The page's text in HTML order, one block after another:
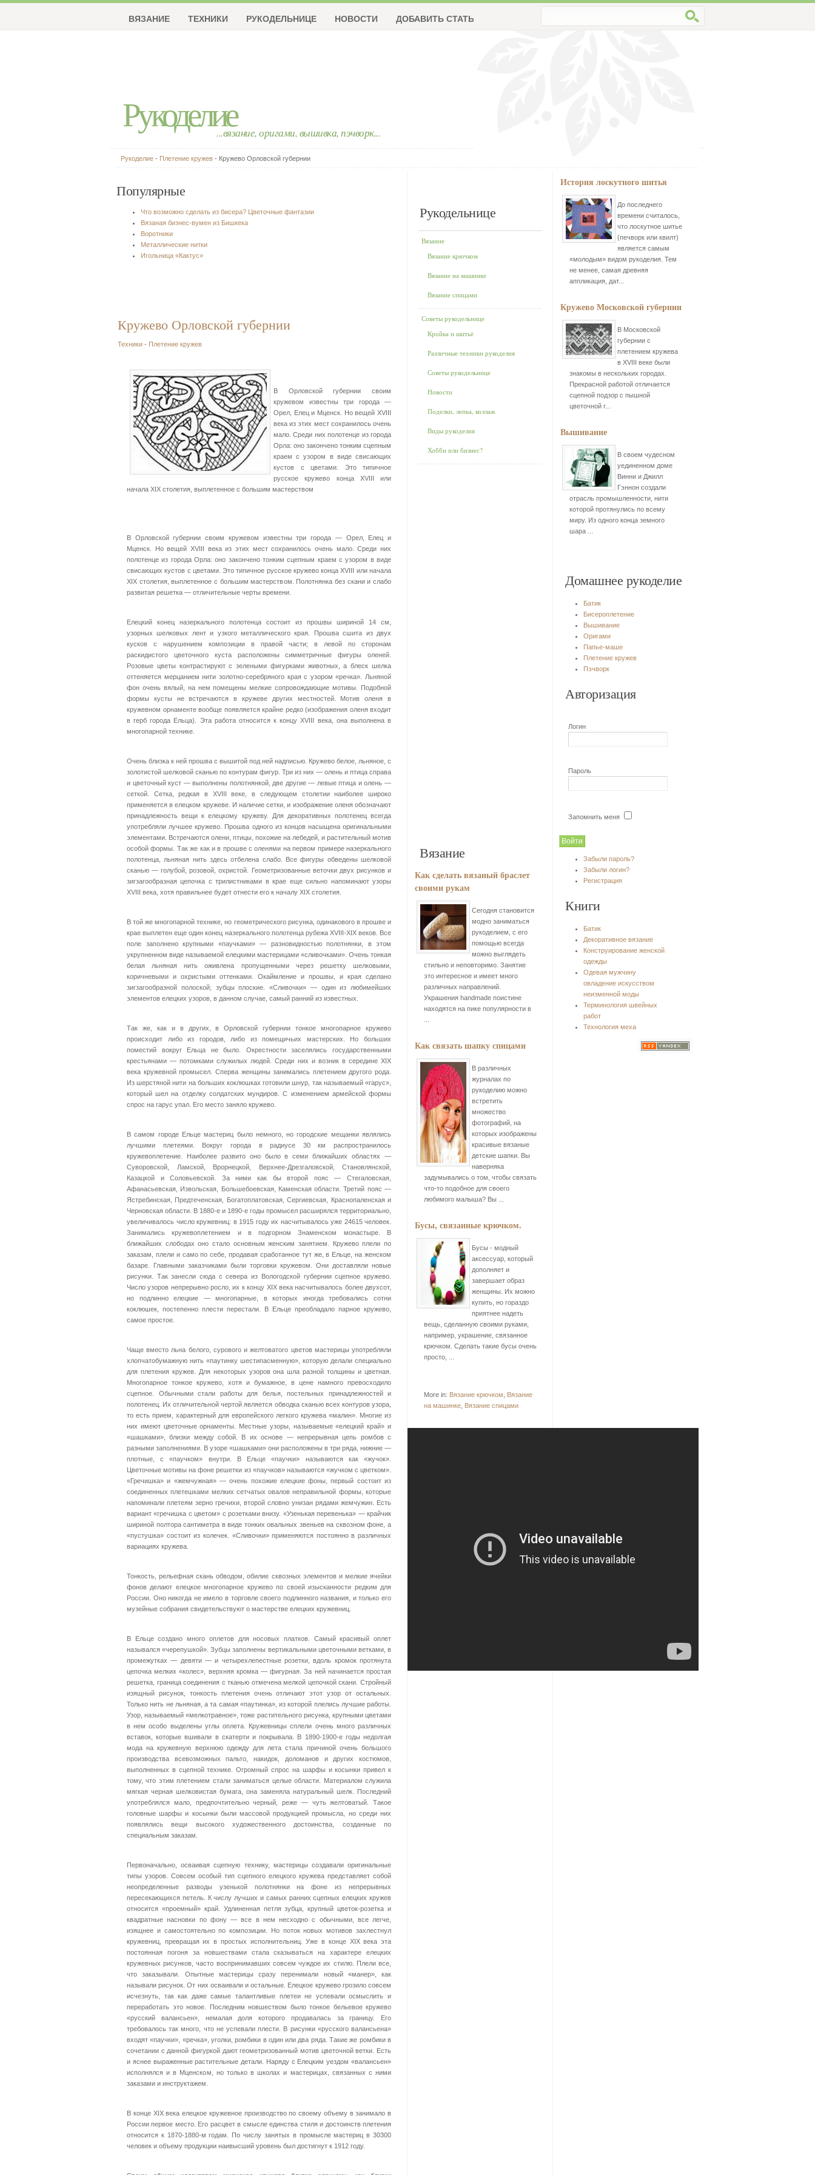
Рукоделие...вязание, оригами, вышивка, пэчворк...
ВЯЗАНИЕ ТЕХНИКИ РУКОДЕЛЬНИЦЕ НОВОСТИ ДОБАВИТЬ СТАТЬЮ
Рукоделие - Плетение кружев - Кружево Орловской губернии
Популярные
Что возможно сделать из бисера? Цветочные фантазии
Вязаная бизнес-вумен из Бишкека
Воротники
Металлические нитки
Игольница «Кактус»
Кружево Орловской губернии
Техники - Плетение кружев
В Орловской губернии своим
кружевом известны три города —
Орел, Елец и Мценск. Но вещей XVIII
века из этих мест сохранилось очень
мало. Среди них полотенце из города
Орла: оно закончено тонким сцепным
краем с узором в виде свисающих
кустов с цветами. Это типичное
русское кружево конца XVIII или
начала XIX столетия, выплетенное с большим мастерством
В Орловской губернии своим кружевом известны три города — Орел, Елец и
Мценск. Но вещей XVIII века из этих мест сохранилось очень мало. Среди них
полотенце из города Орла: оно закончено тонким сцепным краем с узором в виде
свисающих кустов с цветами. Это типичное русское кружево конца XVIII или начала
XIX столетия, выплетенное с большим мастерством. Полотнянка без скани и слабо
развитая решетка — отличительные черты времени.
Елецкий конец назеркального полотенца состоит из прошвы шириной 14 см,
узорных шелковых лент и узкого металлического края. Прошва сшита из двух
кусков с нарушением композиции в правой части; в левой по сторонам
раскидистого цветочного куста расположены симметричные фигуры оленей.
Розовые цветы контрастируют с зелеными фигурками животных, а блеск шелка
оттеняется мерцанием нити золотно-серебряного края с узором «речка». Льняной
фон очень вялый, на нем помещены мелкие сопровождающие мотивы. Подобной
формы кусты не встречаются в кружеве других местностей. Мотив оленя в
кружевном орнаменте вообще появляется крайне редко (изображения оленя входит
в герб города Ельца). Эта работа относится к концу XVIII века, она выполнена в
многопарной технике.
Очень близка к ней прошва с вышитой под ней надписью. Кружево белое, льняное, с
золотистой шелковой сканью по контурам фигур. Три из них — олень и птица справа
и цветочный куст — выполнены полотнянкой, две другие — левые птица и олень —
сеткой. Сетка, редкая в XVIII веке, в следующем столетии наиболее широко
применяется в елецком кружеве. И наличие сетки, и изображение оленя обозначают
принадлежность вещи к елецкому кружеву. Для декоративных полотенец всегда
употребляли лучшее кружево. Прошва одного из концов насыщена оригинальными
элементами. Встречаются олени, птицы, похожие на лебедей, и растительный мотив
особой формы. Так же как и в прошве с оленями на первом примере назеркального
полотенца, льняная нить здесь отбелена слабо. Все фигуры обведены шелковой
сканью — голубой, розовой, охристой. Геометризованные веточки двух рисунков и
зигзагообразная цепочка с трилистниками в крае еще сильно напоминают узоры
XVIII века, хотя правильнее будет отнести его к началу XIX столетия.
В той же многопарной технике, но геометрического рисунка, одинакового в прошве и
крае выплетен еще один конец назеркального полотенца рубежа XVIII-XIX веков. Все
поле заполнено крупными «паучками» — разновидностью полотнянки, в этом
укрупненном виде называемой елецкими мастерицами «сливочками». Очень тонкая
белая льняная нить оживлена пропущенными через решетку шелковыми,
коричневыми и охристыми оттенками. Окаймление и прошвы, и края сделано
зигзагообразной полоской; зубцы плоские. «Сливочки» — один из любимейших
элементов елецких узоров, в данном случае, самый ранний из известных.
Так же, как и в других, в Орловской губернии тонкое многопарное кружево
происходит либо из городов, либо из помещичьих мастерских. Но больших
поместий вокруг Ельца не было. Окрестности заселялись государственными
крестьянами — потомками служилых людей. Среди них и возник в середине XIX
века кружевной промысел. Сперва женщины занимались плетением другого рода.
Из шерстяной нити на больших коклюшках готовили шнур, так называемый «гарус»,
который шел на отделку солдатских мундиров. С изменением армейской формы
спрос на гарус упал. Его место заняло кружево.
В самом городе Ельце мастериц было немного, но городские мещанки являлись
лучшими плетеями. Вокруг города в радиусе 30 км распространилось
кружевоплетение. Наиболее развито оно было в семи ближайших областях —
Суворовской, Ламской, Врорнецкой, Верхнее-Дрезгаловской, Становлянской,
Казацкой и Соловьевской. За ними как бы второй пояс — Стегаловская,
Афанасьевская, Извольская, Большебоевская, Каменская области. Третий пояс —
Ястребинская, Предтеченская, Богатоплатовская, Сергиевская, Краснопаленская и
Черновская области. В 1880-е и 1890-е годы промысел расширялся территориально,
увеличивалось число кружевниц: в 1915 году их насчитывалось уже 24615 человек.
Занимались кружевоплетением и в подгорном Знаменском монастыре. В
ближайших слободах оно стало основным женским занятием. Кружево плели по
заказам, плели и само по себе, продавая сработанное тут же, в Ельце, на женском
базаре. Главными заказчиками были торговки кружевом. Они доставляли новые
рисунки. Так занесли сюда с севера из Вологодской губернии сцепное кружево.
Число узоров непрерывно росло, их к концу XIX века насчитывалось более двухсот,
но подлинно елецкие — многопарные, в которых иногда требовались сотни
коклюшек, постепенно плести перестали. В Ельце преобладало парное кружево,
самое простое.
Чаще вместо льна белого, сурового и желтоватого цветов мастерицы употребляли
хлопчатобумажную нить «паутинку шестипасменную», которую делали специально
для плетения кружев. Для некоторых узоров она шла разной толщины и цветная.
Многопарное тонкое кружево, хотя и бумажное, в цене намного превосходило
сцепное. Обычными стали работы для белья, постельных принадлежностей и
полотенец. Их отличительной чертой является обводка сканью всех контуров узора,
то есть прием, характерный для европейского легкого кружева «малин». Многие из
них имеют цветочные орнаменты. Местные узоры, называемые «елецкий край» и
«шашками», близки между собой. В их основе — непрерывная цепь ромбов с
разными заполнениями. В узоре «шашками» они расположены в три ряда, нижние —
плотные, с «паучком» внутри. В Ельце «паучки» называются как «жучок».
Цветочные мотивы на фоне решетки из «паучков» называются «жучком с цветком».
«Гречишка» и «жемчужная» — очень похожие елецкие фоны, первый состоит из
соединенных плетешками мелких сетчатых овалов неправильной формы, которые
напоминали плетеям зерно гречихи, второй словно унизан рядами жемчужин. Есть
вариант «гречишка с цветом» с розетками внизу. «Узенькая перевенька» — крайчик
шириной полтора сантиметра в виде тонких овальных звеньев на сквозном фоне, а
«пустушка» состоит из колечек. «Сливочки» применяются постоянно в различных
вариациях кружева.
Тонкость, рельефная скань обводом, обилие сквозных элементов и мелкие ячейки
фонов делают елецкое многопарное кружево по своей изысканности редким для
России. Оно никогда не имело в торговле своего подлинного названия, и только его
музейные собрания свидетельствуют о мастерстве елецких кружевниц.
В Ельце создано много оплетов для носовых платков. Самый красивый оплет
назывался «черепушкой». Зубцы заполнены вертикальными цветочными ветками, в
промежутках — девяти — и четырехлепестные розетки, вдоль кромок протянута
цепочка мелких «колес», верхняя кромка — фигурная. За ней начинается простая
решетка, граница соединения с тканью отмечена мелкой цепочкой скани. Стройный
изящный рисунок, тонкость плетения очень отличают этот узор от остальных.
Только нить не льняная, а та самая «паутинка», из которой плелись лучшие работы.
Узор, называемый «мелкотравное», тоже растительного рисунка, крупными цветами
в нем особо выделены углы оплета. Кружевницы сплели очень много различных
вставок, которые вшивали в скатерти и покрывала. В 1890-1900-е годы недолгая
мода на кружевную верхнюю одежду для лета стала причиной очень большого
производства всевозможных пальто, накидок, доломанов и других костюмов,
выполненных в сцепной технике. Огромный спрос на шарфы и косынки привел к
тому, что этим плетением стали заниматься целые области. Материалом служила
мягкая черная шелковистая бумага, она заменяла натуральный шелк. Последний
употреблялся мало, предпочтительно черный, реже — чуть желтоватый. Такое
головные шарфы и косынки были массовой продукцией промысла, но среди них
появлялись вещи высокого художественного достоинства, созданные по
специальным заказам.
Первоначально, осваивая сцепную технику, мастерицы создавали оригинальные
типы узоров. Совсем особый тип сцепного елецкого кружева представляет собой
неопределенные разводы узенькой полотнянки на фоне из непрерывных
пересекающихся петель. К числу лучших и самых ранних сцепных елецких кружев
относится «проемный» край. Удлиненная петля зубца, крупный цветок-розетка и
квадратные насновки по фону — все в нем несходно с обычными, все легче,
изящнее и самостоятельно по композиции. Но поток новых мотивов захлестнул
кружевниц, превращая их в простых исполнительниц. Уже в конце XIX века эта
постоянная погоня за новшествами стала сказываться на характере елецких
кружевных рисунков, часто воспринимавших совсем чуждое их стилю. Плели все,
что заказывали. Опытные мастерицы сразу перенимали новый «манер», как
называли рисунок. От них осваивали и остальные. Елецкое кружево грозило совсем
исчезнуть, так как даже самые талантливые плетеи не успевали осмыслить и
переработать это новое. Последним новшеством было тонкое бельевое кружево
«русский валансьен», немалая доля которого продавалась за границу. Его
требовалось так много, что не успевали плести. В рисунки «русского валансьена»
входят «паучки», «речка», уголки, ромбики в один или два ряда. Такие же ромбики в
сочетании с данной фигуркой дают геометризованный мотив цветочной ветки. Есть
и яснее выраженные растительные детали. Наряду с Елецким уездом «валансьен»
исполнялся и в Мценском, но только в школах и мастерицах, связанных с ними
заказами и инструктажем.
В конце XIX века елецкое кружевное производство по своему объему в занимало в
России первое место. Его расцвет в смысле единства стиля и достоинств плетения
относится к 1870-1880-м годам. По числу занятых в промысле мастериц в 30300
человек и объему продукции наивысший уровень был достигнут к 1912 году.
Рукодельнице
Вязание
Вязание крючком
Вязание на машинке
Вязание спицами
Советы рукодельнице
Кройка и шитьё
Различные техники рукоделия
Советы рукодельнице
Новости
Поделки, лепка, коллаж
Виды рукоделия
Хобби или бизнес?
Вязание
Как сделать вязаный браслет
своими рукам
Сегодня становится
модно заниматься
рукоделием, с его
помощью всегда
можно выглядеть
стильно и неповторимо. Занятие
это интересное и имеет много
различных направлений.
Украшения handmade поистине
находятся на пике популярности в
Как связать шапку спицами
В различных
журналах по
рукоделию можно
встретить
множество
фотографий, на
которых изображены
красивые вязаные
детские шапки. Вы
наверняка
задумывались о том, чтобы связать
что-то подобное для своего
любимого малыша? Вы ...
Бусы, связанные крючком.
Бусы - модный
аксессуар, который
дополняет и
завершает образ
женщины. Их можно
купить, но гораздо
приятнее надеть
вещь, сделанную своими руками,
например, украшение, связанное
крючком. Сделать такие бусы очень
просто, ...
More in: Вязание крючком
Вязание
на машинке Вязание спицами
История лоскутного шитья
До последнего
времени считалось,
что лоскутное шитье
(печворк или квилт)
является самым
«молодым» видом рукоделия. Тем
не менее, самая древняя
аппликация, дат...
Кружево Московской губернии
В Московской
губернии с
плетением кружева
в XVIII веке были
знакомы в нескольких городах.
Прекрасной работой отличается
сцепной подзор с пышной
цветочной г...
Вышивание
В своем чудесном
уединенном доме
Винни и Джилл
Гэннон создали
отрасль промышленности, нити
которой протянулись по всему
миру. Из одного конца земного
шара ...
Домашнее рукоделие
Батик
Бисероплетение
Вышивание
Оригами
Папье-маше
Плетение кружев
Пэчворк
Авторизация
Логин
Пароль
Запомнить меня
Забыли пароль?
Забыли логин?
Регистрация
Книги
Батик
Декоративное вязание
Конструирование женской
одежды
Одевая мужчину
овладение искусством
неизменной моды
Терминология швейных
работ
Технология меха